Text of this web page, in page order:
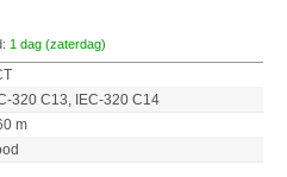
1 dag (zaterdag)
320 C13, IEC-320 C14
m